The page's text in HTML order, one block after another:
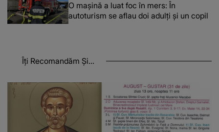
O maşină a luat foc în mers: În
autoturism se aflau doi adulți și un copil
Îți Recomandăm Și...